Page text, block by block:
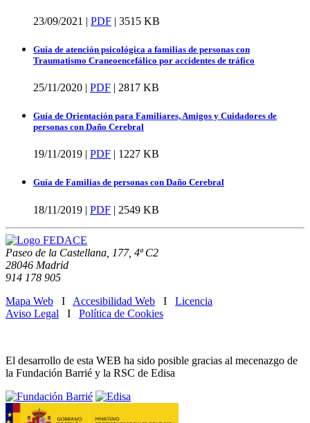
23/09/2021 | PDF | 3515 KB
Guía de atención psicológica a familias de personas con
Traumatismo Craneoencefálico por accidentes de tráfico
25/11/2020 | PDF | 2817 KB
Guía de Orientación para Familiares, Amigos y Cuidadores de
personas con Daño Cerebral
19/11/2019 | PDF | 1227 KB
Guía de Familias de personas con Daño Cerebral
18/11/2019 | PDF | 2549 KB
Paseo de la Castellana, 177, 4ª C2
28046 Madrid
914 178 905
Mapa Web I Accesibilidad Web I Licencia
Aviso Legal I Política de Cookies
El desarrollo de esta WEB ha sido posible gracias al mecenazgo de
la Fundación Barrié y la RSC de Edisa